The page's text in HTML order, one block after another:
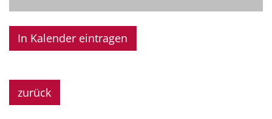
In Kalender eintragen
zurück